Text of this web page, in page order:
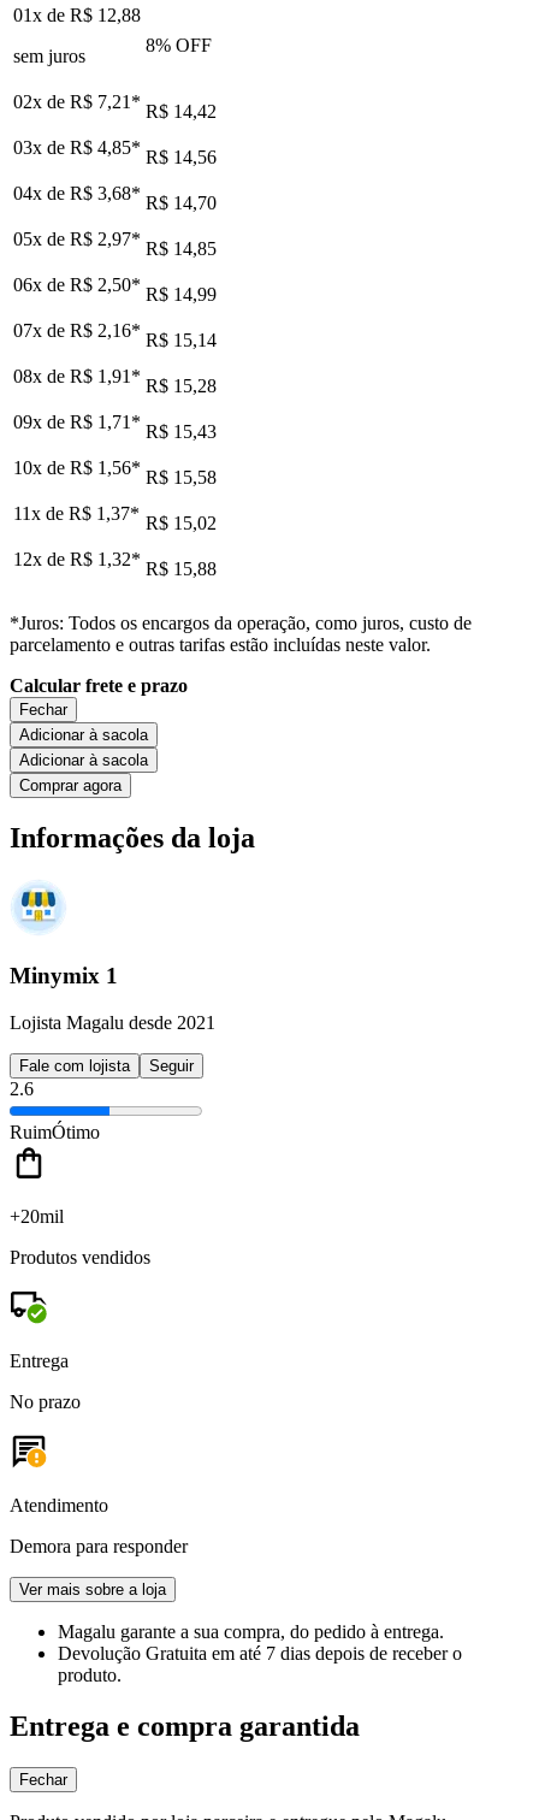
01x de R$ 12,88
sem juros
8% OFF
02x de R$ 7,21 * R$ 14,42
03x de R$ 4,85* R$ 14,56
04x de R$ 3,68* R$ 14,70
05x de R$ 2,97* R$ 14,85
06x de R$ 2,50* R$ 14,99
07x de R$ 2,16* R$ 15,14
08x de R$ 1,91 * R$ 15,28
09x de R$ 1,71 * R$ 15,43
10x de R$ 1,56* R$ 15,58
11x de R$ 1,37* R$ 15,02
12x de R$ 1,32* R$ 15,88
*Juros: Todos os encargos da operação, como juros, custo de
parcelamento e outras tarifas estão incluídas neste valor.
Calcular frete e prazo
Fechar
Adicionar à sacola
Adicionar à sacola
Comprar agora
Informações da loja
Minymix 1
Lojista Magalu desde 2021
Fale com lojista Seguir
2.6
RuimÓtimo
+20mil
Produtos vendidos
Entrega
No prazo
Atendimento
Demora para responder
Ver mais sobre a loja
Magalu garante a sua compra, do pedido à entrega.
Devolução Gratuita em até 7 dias depois de receber o
produto.
Entrega e compra garantida
Fechar